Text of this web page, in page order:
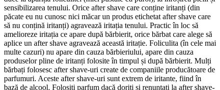
sensibilizarea tenului. Orice after shave care conține iritanți (din
păcate eu nu cunosc nici măcar un produs etichetat after shave care
să nu conțină iritanți) agravează iritația tenului. Practic în loc să
amelioreze iritația ce apare după bărbierit, orice bărbat care alege să
aplice un after shave agravează această iritație. Foliculita (în cele mai
multe cazuri) nu apare din cauza bărbieriului, apare din cauza
produselor pline de iritanți folosite în timpul și după bărbierit. Mulți
bărbați folosesc after shave-uri create de companiile producătoare de
parfumuri. Aceste after shave-uri sunt extrem de iritante, fiind în
bază de alcool. Folosiți parfum dacă doriți și renunțați la after shave-